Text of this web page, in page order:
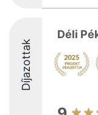
Díjazottak
Déli